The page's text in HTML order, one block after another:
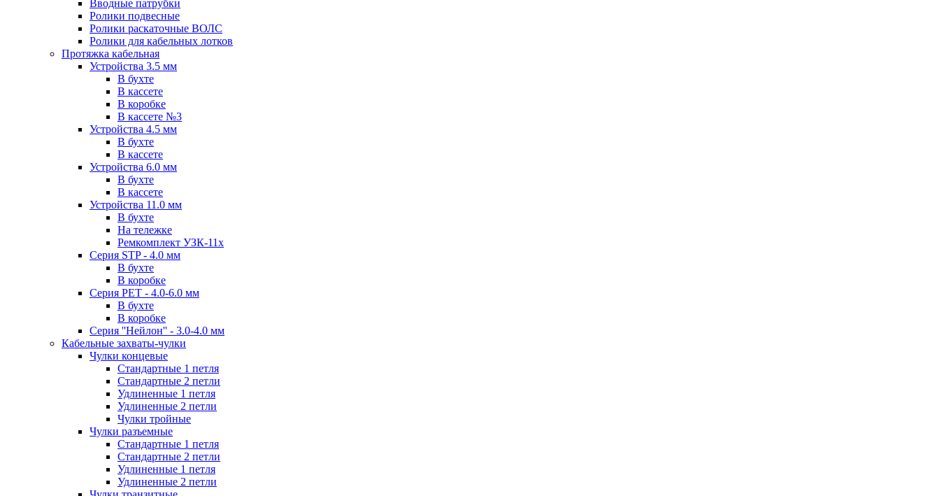
Вводные патрубки
Ролики подвесные
Ролики раскаточные ВОЛС
Ролики для кабельных лотков
Протяжка кабельная
Устройства 3.5 мм
В бухте
В кассете
В коробке
В кассете №3
Устройства 4.5 мм
В бухте
В кассете
Устройства 6.0 мм
В бухте
В кассете
Устройства 11.0 мм
В бухте
На тележке
Ремкомплект УЗК-11х
Серия STP - 4.0 мм
В бухте
В коробке
Серия PET - 4.0-6.0 мм
В бухте
В коробке
Серия ''Нейлон'' - 3.0-4.0 мм
Кабельные захваты-чулки
Чулки концевые
Стандартные 1 петля
Стандартные 2 петли
Удлиненные 1 петля
Удлиненные 2 петли
Чулки тройные
Чулки разъемные
Стандартные 1 петля
Стандартные 2 петли
Удлиненные 1 петля
Удлиненные 2 петли